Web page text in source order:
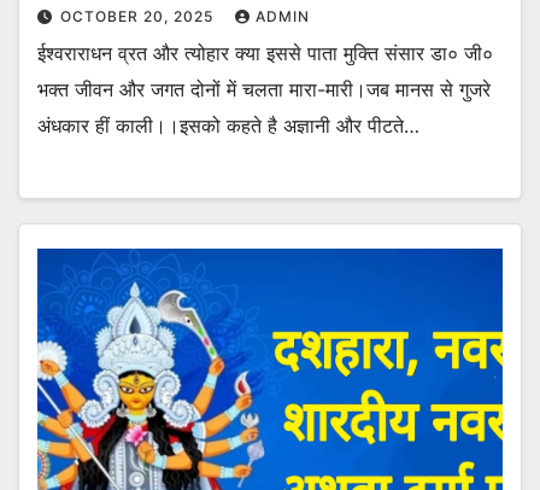
OCTOBER 20, 2025 ADMIN
ईश्वराराधन व्रत और त्योहार क्या इससे पाता मुक्ति संसार डा० जी०
भक्त जीवन और जगत दोनों में चलता मारा-मारी।जब मानस से गुजरे
अंधकार हीं काली।।इसको कहते है अज्ञानी और पीटते…